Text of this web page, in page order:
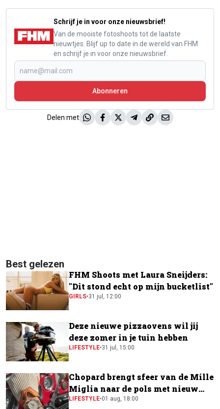
Schrijf je in voor onze nieuwsbrief!
Van de mooiste fotoshoots tot de laatste
nieuwtjes. Blijf up to date in de wereld van FHM
en schrijf je in voor onze nieuwsbrief.
Abonneren
Delen met
Best gelezen
FHM Shoots met Laura Sneijders:
"Dit stond echt op mijn bucketlist"
GIRLS•31 jul, 12:00
Deze nieuwe pizzaovens wil jij
deze zomer in je tuin hebben
LIFESTYLE•31 jul, 15:00
Chopard brengt sfeer van de Mille
Miglia naar de pols met nieuw
horloge
LIFESTYLE•01 aug, 18:00